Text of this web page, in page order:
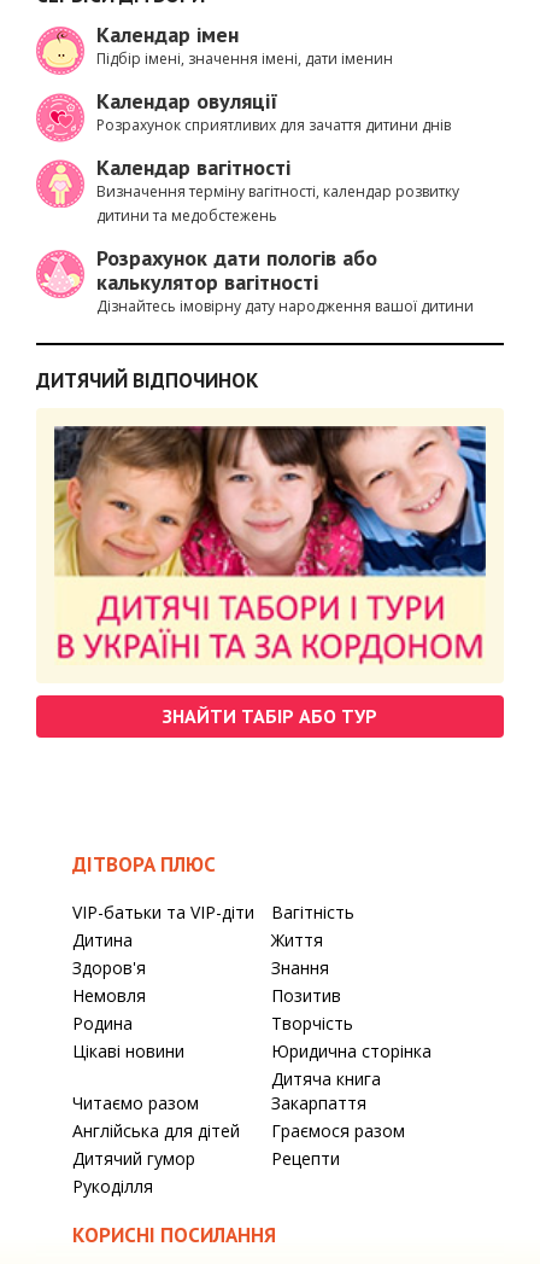
Календар імен
Підбір імені, значення імені, дати іменин
Календар овуляції
Розрахунок сприятливих для зачаття дитини днів
Календар вагітності
Визначення терміну вагітності, календар розвитку
дитини та медобстежень
Розрахунок дати пологів або
калькулятор вагітності
Дізнайтесь імовірну дату народження вашої дитини
ДИТЯЧИЙ ВІДПОЧИНОК
ЗНАЙТИ ТАБІР АБО ТУР
ДІТВОРА ПЛЮС
VIP-батьки та VIP-діти
Вагітність
Дитина
Життя
Здоров'я
Знання
Немовля
Позитив
Родина
Творчість
Цікаві новини
Юридична сторінка
Читаємо разом
Дитяча книга
Закарпаття
Англійська для дітей
Граємося разом
Дитячий гумор
Рецепти
Рукоділля
КОРИСНІ ПОСИЛАННЯ